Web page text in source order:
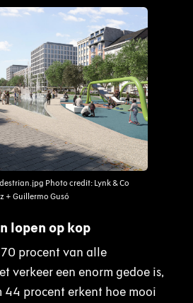
Photo credit: Lynk & Co
+ Guillermo Gusó
lopen op kop
procent van alle
verkeer een enorm gedoe is,
procent erkent hoe mooi